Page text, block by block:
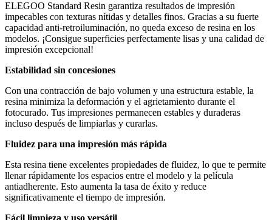
ELEGOO Standard Resin garantiza resultados de impresión
impecables con texturas nítidas y detalles finos. Gracias a su fuerte
capacidad anti-retroiluminación, no queda exceso de resina en los
modelos. ¡Consigue superficies perfectamente lisas y una calidad de
impresión excepcional!
Estabilidad sin concesiones
Con una contracción de bajo volumen y una estructura estable, la
resina minimiza la deformación y el agrietamiento durante el
fotocurado. Tus impresiones permanecen estables y duraderas
incluso después de limpiarlas y curarlas.
Fluidez para una impresión más rápida
Esta resina tiene excelentes propiedades de fluidez, lo que te permite
llenar rápidamente los espacios entre el modelo y la película
antiadherente. Esto aumenta la tasa de éxito y reduce
significativamente el tiempo de impresión.
Fácil limpieza y uso versátil